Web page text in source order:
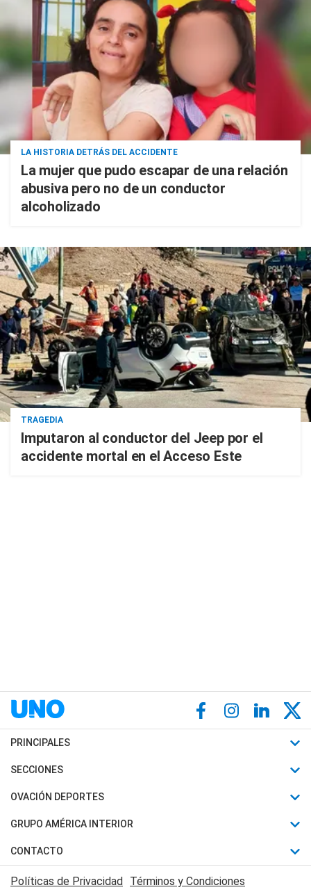
LA HISTORIA DETRÁS DEL ACCIDENTE
La mujer que pudo escapar de una relación
abusiva pero no de un conductor
alcoholizado
TRAGEDIA
Imputaron al conductor del Jeep por el
accidente mortal en el Acceso Este
PRINCIPALES
Últimas Noticias
Política
Judiciales
Economia
SECCIONES
Horóscopo
Motores
Trucos caseros
Series y Películas
OVACIÓN DEPORTES
Fútbol
Mundial
Automovilismo
GRUPO AMÉRICA INTERIOR
Canal 7 en Vivo
CONTACTO
Acerca de Nosotros
Políticas de Privacidad Términos y Condiciones